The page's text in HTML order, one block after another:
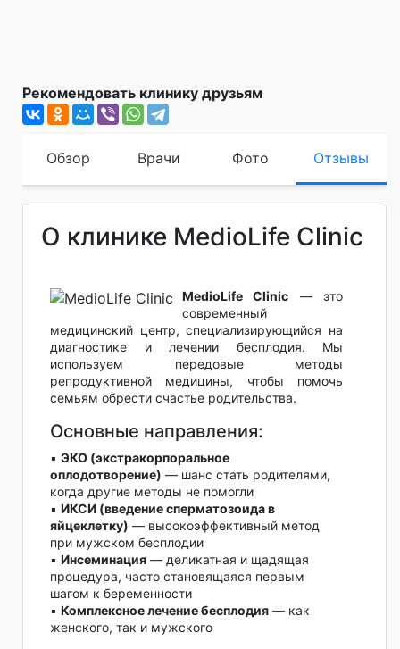
Рекомендовать клинику друзьям
Обзор Врачи Фото Отзывы
О клинике MedioLife Clinic
MedioLife Clinic — это
современный
медицинский центр, специализирующийся на
диагностике и лечении бесплодия. Мы
используем передовые методы
репродуктивной медицины, чтобы помочь
семьям обрести счастье родительства.
Основные направления:
▪️ ЭКО (экстракорпоральное
оплодотворение) — шанс стать родителями,
когда другие методы не помогли
▪️ ИКСИ (введение сперматозоида в
яйцеклетку) — высокоэффективный метод
при мужском бесплодии
▪️ Инсеминация — деликатная и щадящая
процедура, часто становящаяся первым
шагом к беременности
▪️ Комплексное лечение бесплодия — как
женского, так и мужского